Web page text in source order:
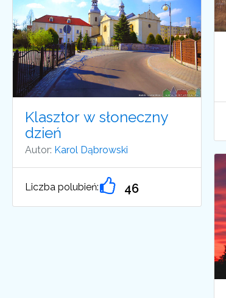
Klasztor w słoneczny
dzień
Autor: Karol Dąbrowski
Liczba polubień: 46